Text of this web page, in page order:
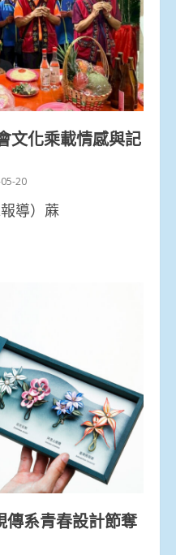
文化乘載情感與記
20
導）蔴
系青春設計節奪